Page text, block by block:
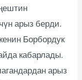
арыз берди.
Борбордук
кабарлады.
арыз